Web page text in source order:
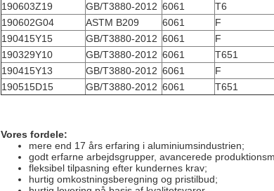
190603Z19
GB/T3880-2012 6061 T6
190602G04
ASTM B209 6061 F
190415Y15
GB/T3880-2012 6061 F
190329Y10
GB/T3880-2012 6061 T651
190415Y13
GB/T3880-2012 6061 F
190515D15
GB/T3880-2012 6061 T651
Vores fordele:
mere end 17 års erfaring i aluminiumsindustrien;
godt erfarne arbejdsgrupper, avancerede
fleksibel tilpasning efter kundernes krav;
hurtig omkostningsberegning og pristilbud;